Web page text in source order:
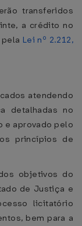
transferidos
a crédito no
Lei nº 2.212,
atendendo
detalhadas no
e aprovado pelo
princípios de
objetivos do
de Justiça e
licitatório
bem para a